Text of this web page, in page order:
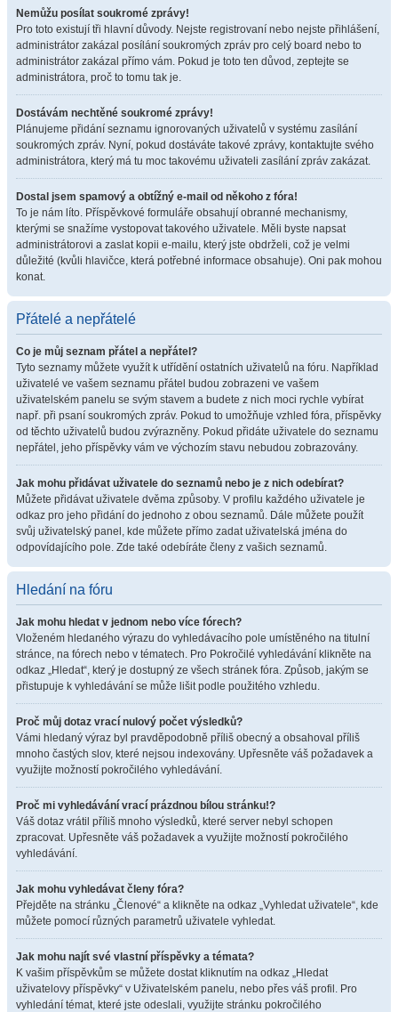
Nemůžu posílat soukromé zprávy!
Pro toto existují tři hlavní důvody. Nejste registrovaní nebo nejste přihlášení,
administrátor zakázal posílání soukromých zpráv pro celý board nebo to
administrátor zakázal přímo vám. Pokud je toto ten důvod, zeptejte se
administrátora, proč to tomu tak je.
Dostávám nechtěné soukromé zprávy!
Plánujeme přidání seznamu ignorovaných uživatelů v systému zasílání
soukromých zpráv. Nyní, pokud dostáváte takové zprávy, kontaktujte svého
administrátora, který má tu moc takovému uživateli zasílání zpráv zakázat.
Dostal jsem spamový a obtížný e-mail od někoho z fóra!
To je nám líto. Příspěvkové formuláře obsahují obranné mechanismy,
kterými se snažíme vystopovat takového uživatele. Měli byste napsat
administrátorovi a zaslat kopii e-mailu, který jste obdrželi, což je velmi
důležité (kvůli hlavičce, která potřebné informace obsahuje). Oni pak mohou
konat.
Přátelé a nepřátelé
Co je můj seznam přátel a nepřátel?
Tyto seznamy můžete využít k utřídění ostatních uživatelů na fóru. Například
uživatelé ve vašem seznamu přátel budou zobrazeni ve vašem
uživatelském panelu se svým stavem a budete z nich moci rychle vybírat
např. při psaní soukromých zpráv. Pokud to umožňuje vzhled fóra, příspěvky
od těchto uživatelů budou zvýrazněny. Pokud přidáte uživatele do seznamu
nepřátel, jeho příspěvky vám ve výchozím stavu nebudou zobrazovány.
Jak mohu přidávat uživatele do seznamů nebo je z nich odebírat?
Můžete přidávat uživatele dvěma způsoby. V profilu každého uživatele je
odkaz pro jeho přidání do jednoho z obou seznamů. Dále můžete použít
svůj uživatelský panel, kde můžete přímo zadat uživatelská jména do
odpovídajícího pole. Zde také odebíráte členy z vašich seznamů.
Hledání na fóru
Jak mohu hledat v jednom nebo více fórech?
Vloženém hledaného výrazu do vyhledávacího pole umístěného na titulní
stránce, na fórech nebo v tématech. Pro Pokročilé vyhledávání klikněte na
odkaz „Hledat“, který je dostupný ze všech stránek fóra. Způsob, jakým se
přistupuje k vyhledávání se může lišit podle použitého vzhledu.
Proč můj dotaz vrací nulový počet výsledků?
Vámi hledaný výraz byl pravděpodobně příliš obecný a obsahoval příliš
mnoho častých slov, které nejsou indexovány. Upřesněte váš požadavek a
využijte možností pokročilého vyhledávání.
Proč mi vyhledávání vrací prázdnou bílou stránku!?
Váš dotaz vrátil příliš mnoho výsledků, které server nebyl schopen
zpracovat. Upřesněte váš požadavek a využijte možností pokročilého
vyhledávání.
Jak mohu vyhledávat členy fóra?
Přejděte na stránku „Členové“ a klikněte na odkaz „Vyhledat uživatele“, kde
můžete pomocí různých parametrů uživatele vyhledat.
Jak mohu najít své vlastní příspěvky a témata?
K vašim příspěvkům se můžete dostat kliknutím na odkaz „Hledat
uživatelovy příspěvky“ v Uživatelském panelu, nebo přes váš profil. Pro
vyhledání témat, které jste odeslali, využijte stránku pokročilého